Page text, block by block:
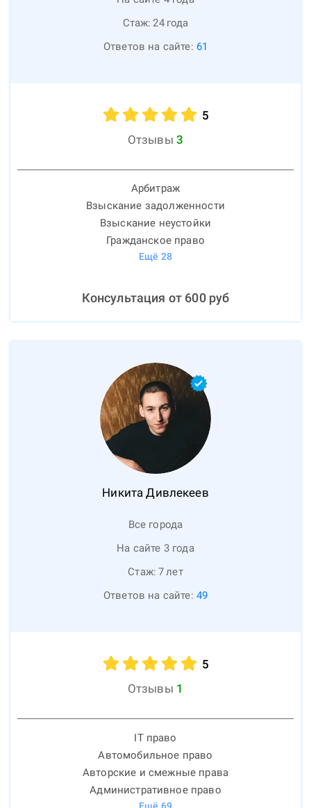
Стаж: 24 года
Ответов на сайте: 61
5
Отзывы 3
Арбитраж
Взыскание задолженности
Взыскание неустойки
Гражданское право
Ещё 28
Консультация от 600руб
Никита Дивлекеев
Все города
На сайте 3 года
Стаж: 7лет
Ответов на сайте: 49
5
Отзывы 1
IT право
Автомобильное право
Авторские и смежные права
Административное право
Ещё 69